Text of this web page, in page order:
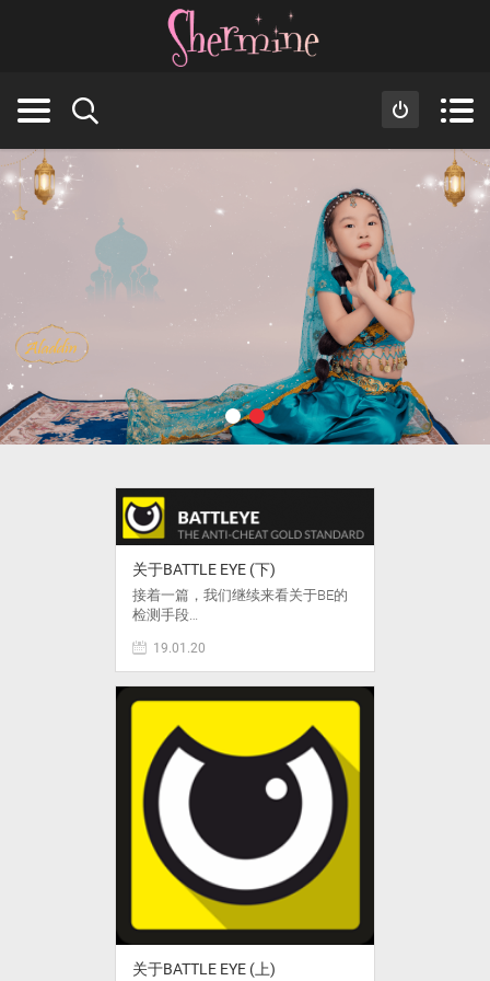
关于BATTLE EYE (下)
接着一篇，我们继续来看关于BE的
检测手段…
19.01.20
关于BATTLE EYE (上)